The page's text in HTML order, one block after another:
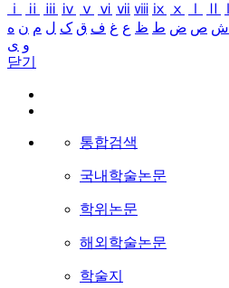
ⅰ
ⅱ ⅲ ⅳ ⅴ ⅵ ⅶ ⅷ ⅸ ⅹ
ش ص ض ط ظ ع غ ف ق ک ل م ن ه
و ی
닫기
통합검색
국내학술논문
학위논문
해외학술논문
학술지